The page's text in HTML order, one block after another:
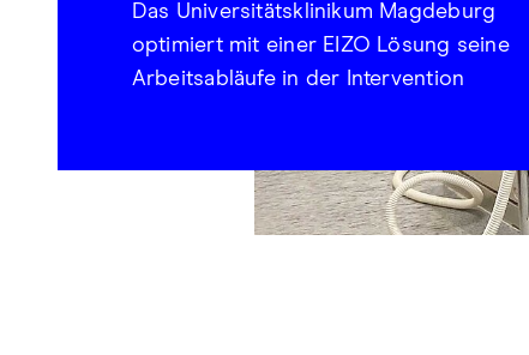
Das Universitätsklinikum Magdeburg
optimiert mit einer EIZO Lösung seine
Arbeitsabläufe in der Intervention